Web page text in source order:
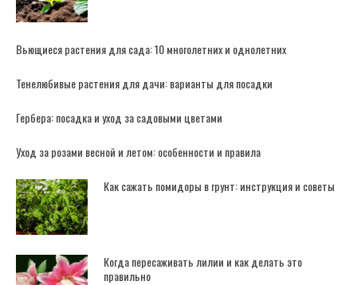
Вьющиеся растения для сада: 10 многолетних и однолетних
Тенелюбивые растения для дачи: варианты для посадки
Гербера: посадка и уход за садовыми цветами
Уход за розами весной и летом: особенности и правила
Как сажать помидоры в грунт: инструкция и советы
Когда пересаживать лилии и как делать это
правильно